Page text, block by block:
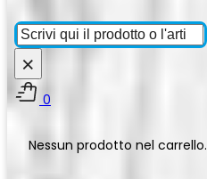
Cerca
×
0
Nessun prodotto nel carrello.